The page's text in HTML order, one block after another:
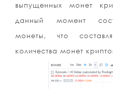
выпущенных монет
данный момент
монеты, что
количества монет